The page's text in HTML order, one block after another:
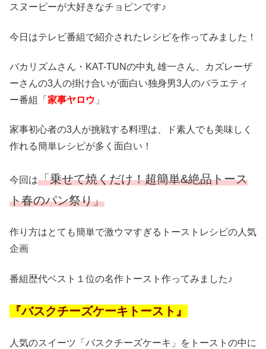
スヌーピーが大好きなチョピンです♪
今日はテレビ番組で紹介されたレシピを作ってみました！
バカリズムさん・KAT-TUNの中丸 雄一さん、カズレーザ
ーさんの3人の掛け合いが面白い独身男3人のバラエティ
ー番組「 家事ヤロウ 」
家事初心者の3人が挑戦する料理は、ド素人でも美味しく
作れる簡単レシピが多く面白い！
今回は「乗せて焼くだけ！超簡単&絶品トース
ト春のパン祭り」
作り方はとても簡単で激ウマすぎるトーストレシピの人気
企画
番組歴代ベスト１位の名作トースト作ってみました♪
『バスクチーズケーキトースト』
人気のスイーツ「バスクチーズケーキ」をトーストの中に